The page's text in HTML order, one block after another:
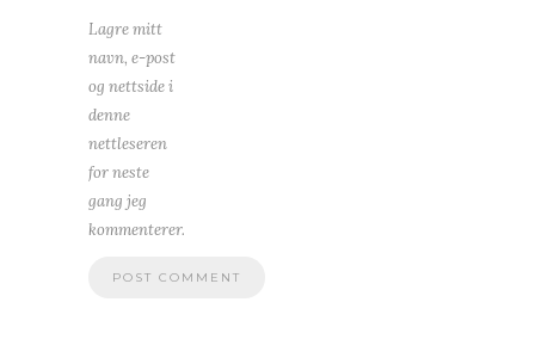
Lagre mitt
navn, e-post
og nettside i
denne
nettleseren
for neste
gang jeg
kommenterer.